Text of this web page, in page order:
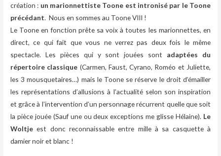
création : un marionnettiste Toone est intronisé par le Toone
précédant. Nous en sommes au Toone VIII !
Le Toone en fonction prête sa voix à toutes les marionnettes, en
direct, ce qui fait que vous ne verrez pas deux fois le même
spectacle. Les pièces qui y sont jouées sont adaptées du
répertoire classique (Carmen, Faust, Cyrano, Roméo et Juliette,
les 3 mousquetaires…) mais le Toone se réserve le droit d’émailler
les représentations d’allusions à l’actualité selon son inspiration
et grâce à l’intervention d’un personnage récurrent quelle que soit
la pièce jouée (Sauf une ou deux exceptions me glisse Hélaine). Le
Woltjeest donc reconnaissable entre mille à sa casquette à
damier noir et blanc !